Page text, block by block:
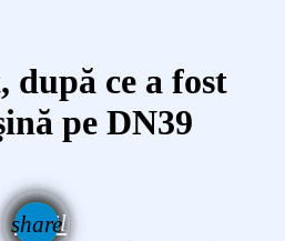
ce a fost
pe DN39
share
email